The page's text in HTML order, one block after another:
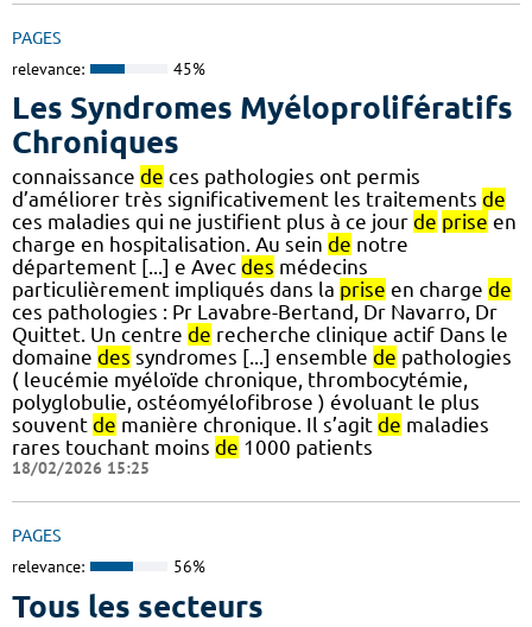
PAGES
relevance: 45%
Les Syndromes Myéloprolifératifs
Chroniques
connaissance de ces pathologies ont permis
d’améliorer très significativement les traitements de
ces maladies qui ne justifient plus à ce jour de prise en
charge en hospitalisation. Au sein de notre
département [...] e Avec des médecins
particulièrement impliqués dans la prise en charge de
ces pathologies : Pr Lavabre-Bertand, Dr Navarro, Dr
Quittet. Un centre de recherche clinique actif Dans le
domaine des syndromes [...] ensemble de pathologies
( leucémie myéloïde chronique, thrombocytémie,
polyglobulie, ostéomyélofibrose ) évoluant le plus
souvent de manière chronique. Il s’agit de maladies
rares touchant moins de 1000 patients
18/02/2026 15:25
PAGES
relevance: 56%
Tous les secteurs